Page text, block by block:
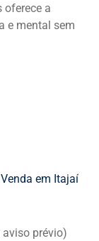
oferece a
e mental sem
em Itajaí
prévio)